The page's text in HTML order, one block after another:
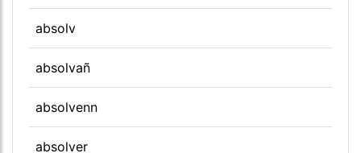
absolv
absolvañ
absolvenn
absolver